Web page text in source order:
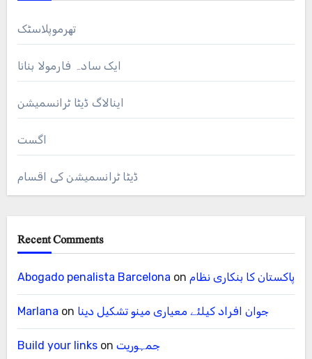
تھرموپلاسٹک
ایک سادہ فارمولا بنانا
اینالاگ ڈیٹا ٹرانسمیشن
اگست
ڈیٹا ٹرانسمیشن کی اقسام
Recent Comments
Abogado penalista Barcelona on پاکستان کا بنکاری نظام
Marlana on جوان افراد کیلئے معیاری مینو تشکیل دینا
Build your linkson جمہوریت